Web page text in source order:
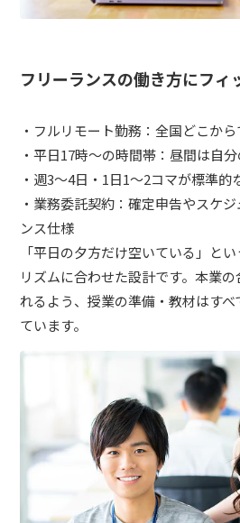
フリーランスの働き方にフィ
・フルリモート勤務：全国どこか
・平日17時〜の時間帯：昼間は自
・週3〜4日・1日1〜2コマが標準的
・業務委託契約：確定申告やスケ
ンス仕様
「平日の夕方だけ空いている」と
リズムに合わせた設計です。本業
れるよう、授業の準備・教材はす
ています。